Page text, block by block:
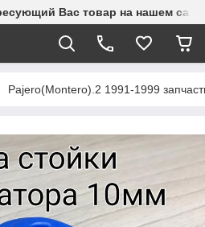
Вас товар на нашем
Pajero(Montero).2 1991-1999